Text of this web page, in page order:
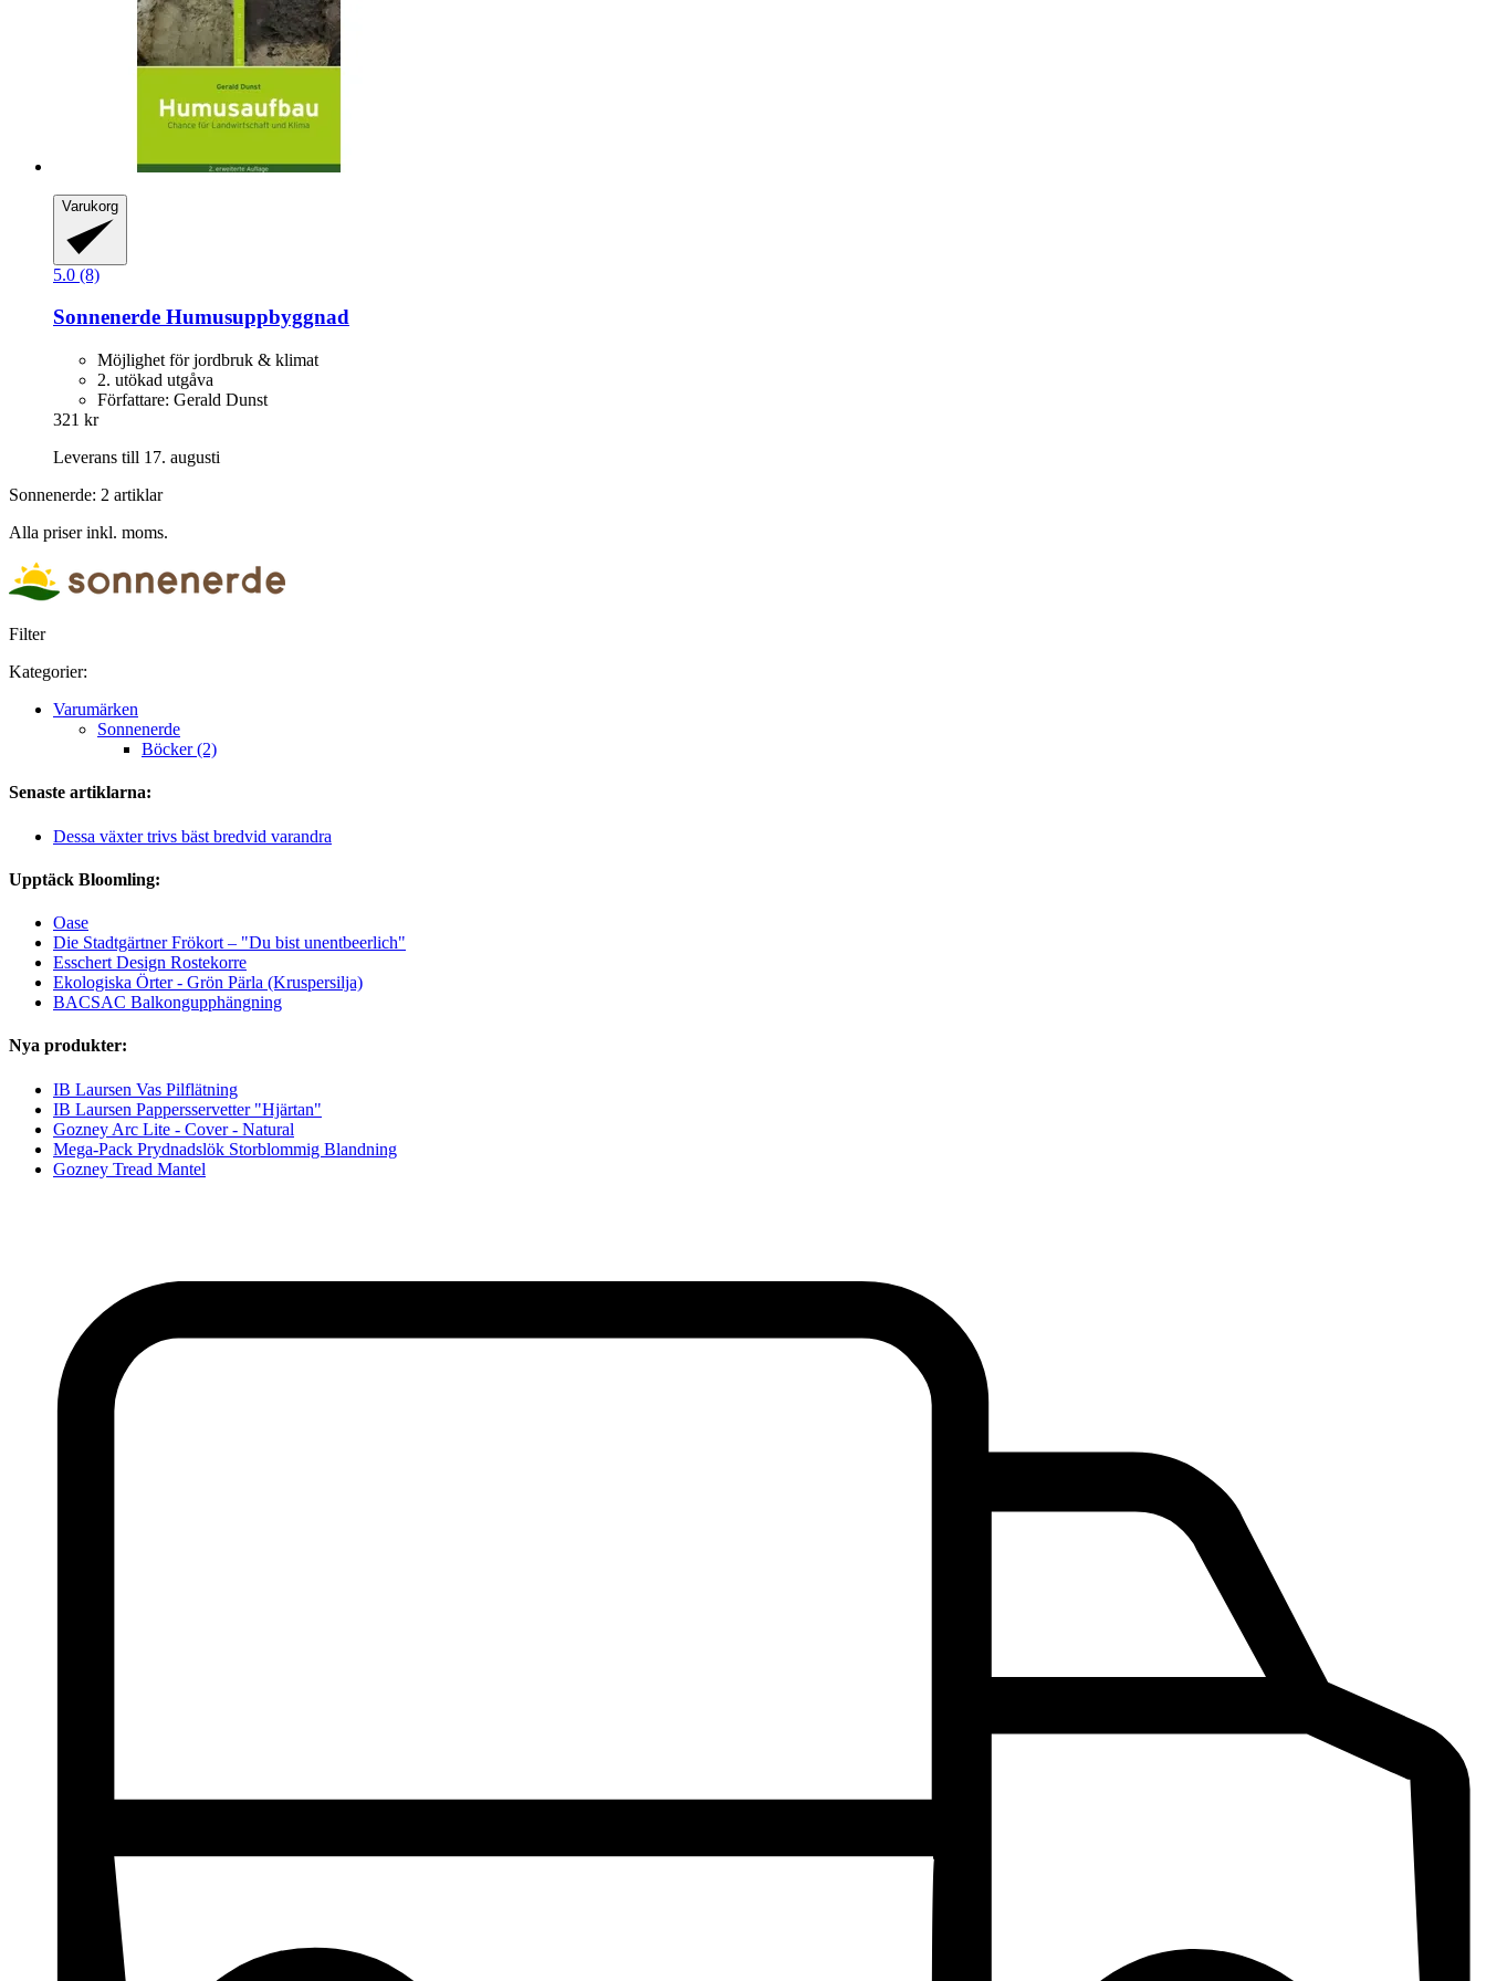
Varukorg
5.0 (8)
Sonnenerde Humusuppbyggnad
Möjlighet för jordbruk & klimat
2. utökad utgåva
Författare: Gerald Dunst
321 kr
Leverans till 17. augusti
Sonnenerde: 2 artiklar
Alla priser inkl. moms.
Filter
Kategorier:
Varumärken
Sonnenerde
Böcker (2)
Senaste artiklarna:
Dessa växter trivs bäst bredvid varandra
Upptäck Bloomling:
Oase
Die Stadtgärtner Frökort – "Du bist unentbeerlich"
Esschert Design Rostekorre
Ekologiska Örter - Grön Pärla (Kruspersilja)
BACSAC Balkongupphängning
Nya produkter:
IB Laursen Vas Pilflätning
IB Laursen Pappersservetter "Hjärtan"
Gozney Arc Lite - Cover - Natural
Mega-Pack Prydnadslök Storblommig Blandning
Gozney Tread Mantel